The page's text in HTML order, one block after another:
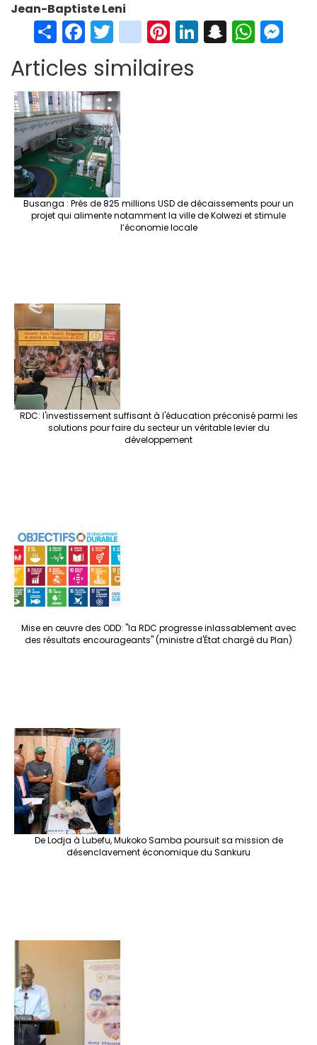
Jean-Baptiste Leni
S
h
ar
e
Fa
ce
b
o
o
k
T
wi
tt
er
in
st
ag
Pi
er
Li S W
Articles similaires
Busanga : Près de 825 millions USD de décaissements pour un
projet qui alimente notamment la ville de Kolwezi et stimule
l’économie locale
RDC: l'investissement suffisant à l'éducation préconisé parmi les
solutions pour faire du secteur un véritable levier du
développement
Mise en œuvre des ODD: "la RDC progresse inlassablement avec
des résultats encourageants" (ministre d'État chargé du Plan)
De Lodja à Lubefu, Mukoko Samba poursuit sa mission de
désenclavement économique du Sankuru